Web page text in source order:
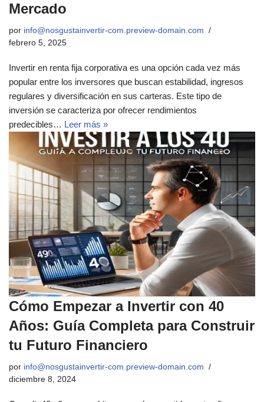
Mercado
por info@nosgustainvertir-com.preview-domain.com
febrero 5, 2025
Invertir en renta fija corporativa es una opción cada vez más
popular entre los inversores que buscan estabilidad, ingresos
regulares y diversificación en sus carteras. Este tipo de
inversión se caracteriza por ofrecer rendimientos
predecibles… Leer más »
Cómo Empezar a Invertir con 40
Años: Guía Completa para Construir
tu Futuro Financiero
por info@nosgustainvertir-com.preview-domain.com
diciembre 8, 2024